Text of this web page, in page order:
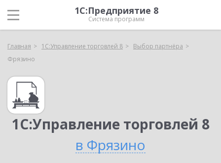
1С:Предприятие 8
Система программ
Главная 1С:Управление торговлей 8
Выбор партнёра
Фрязино
1С:Управление торговлей 8
в Фрязино